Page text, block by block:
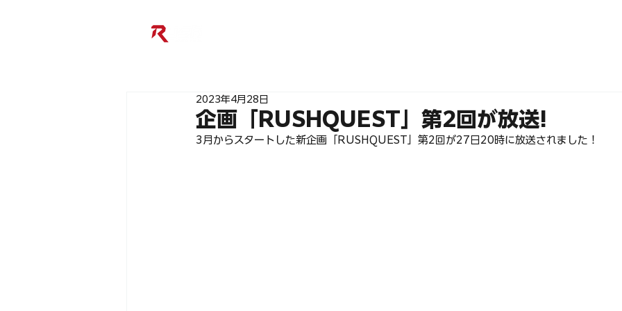
企画「RUSHQUEST」第2回が放送!
2023年4月28日
3月からスタートした新企画「RUSHQUEST」第2回が27日20時に放送されました！